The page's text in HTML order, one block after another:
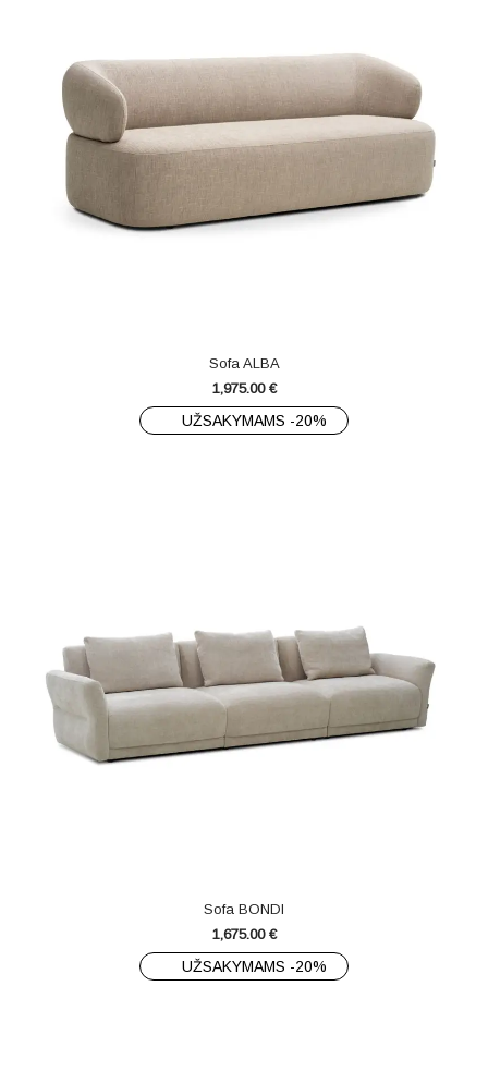
Sofa ALBA
1,975.00 €
UŽSAKYMAMS -20%
Sofa BONDI
1,675.00 €
UŽSAKYMAMS -20%